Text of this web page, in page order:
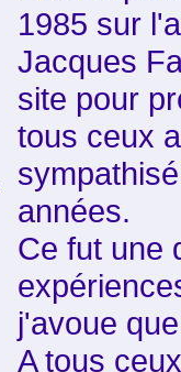
1985 sur
Jacques
site pour
tous ceux
années.
Ce fut une
j'avoue
A tous